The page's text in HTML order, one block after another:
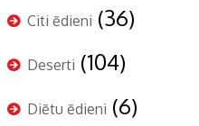
Citi ēdieni (36)
Deserti (104)
Diētu ēdieni (6)